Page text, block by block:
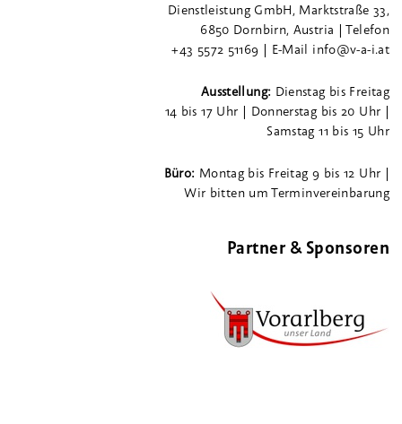
Dienstleistung GmbH, Marktstraße 33,
6850 Dornbirn, Austria | Telefon
+43 5572 51169 | E-Mail info@v-a-i.at
Ausstellung: Dienstag bis Freitag
14 bis 17 Uhr | Donnerstag bis 20 Uhr |
Samstag 11 bis 15 Uhr
Büro: Montag bis Freitag 9 bis 12 Uhr |
Wir bitten um Terminvereinbarung
Partner & Sponsoren